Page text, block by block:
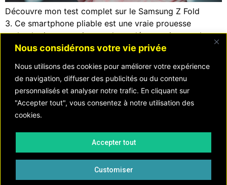
Nous considérons votre vie privée
Nous utilisons des cookies pour améliorer votre expérience
de navigation, diffuser des publicités ou du contenu
personnalisés et analyser notre trafic. En cliquant sur
"Accepter tout", vous consentez à notre utilisation des
cookies.
Customiser
Accepter tout
Découvre mon test complet sur le Samsung Z Fold
3. Ce smartphone pliable est une vraie prouesse
technologique et qui tente de se démocratiser sur le
marché du mobile. C’est le troisième mobile pliant de
plusieurs composants supplémentaires permettant une
meilleure performance du téléphone. Mais dans la vraie
[…]
MENTIONSLÉGALES